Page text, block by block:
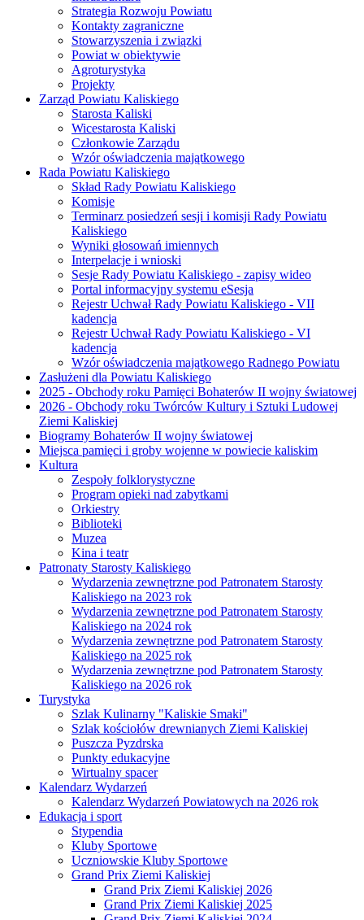
Strategia Rozwoju Powiatu
Kontakty zagraniczne
Stowarzyszenia i związki
Powiat w obiektywie
Agroturystyka
Projekty
Zarząd Powiatu Kaliskiego
Starosta Kaliski
Wicestarosta Kaliski
Członkowie Zarządu
Wzór oświadczenia majątkowego
Rada Powiatu Kaliskiego
Skład Rady Powiatu Kaliskiego
Komisje
Terminarz posiedzeń sesji i komisji Rady Powiatu
Kaliskiego
Wyniki głosowań imiennych
Interpelacje i wnioski
Sesje Rady Powiatu Kaliskiego - zapisy wideo
Portal informacyjny systemu eSesja
Rejestr Uchwał Rady Powiatu Kaliskiego - VII
kadencja
Rejestr Uchwał Rady Powiatu Kaliskiego - VI
kadencja
Wzór oświadczenia majątkowego Radnego Powiatu
Zasłużeni dla Powiatu Kaliskiego
2025 - Obchody roku Pamięci Bohaterów II wojny światowej
2026 - Obchody roku Twórców Kultury i Sztuki Ludowej
Ziemi Kaliskiej
Biogramy Bohaterów II wojny światowej
Miejsca pamięci i groby wojenne w powiecie kaliskim
Kultura
Zespoły folklorystyczne
Program opieki nad zabytkami
Orkiestry
Biblioteki
Muzea
Kina i teatr
Patronaty Starosty Kaliskiego
Wydarzenia zewnętrzne pod Patronatem Starosty
Kaliskiego na 2023 rok
Wydarzenia zewnętrzne pod Patronatem Starosty
Kaliskiego na 2024 rok
Wydarzenia zewnętrzne pod Patronatem Starosty
Kaliskiego na 2025 rok
Wydarzenia zewnętrzne pod Patronatem Starosty
Kaliskiego na 2026 rok
Turystyka
Szlak Kulinarny "Kaliskie Smaki"
Szlak kościołów drewnianych Ziemi Kaliskiej
Puszcza Pyzdrska
Punkty edukacyjne
Wirtualny spacer
Kalendarz Wydarzeń
Kalendarz Wydarzeń Powiatowych na 2026 rok
Edukacja i sport
Stypendia
Kluby Sportowe
Uczniowskie Kluby Sportowe
Grand Prix Ziemi Kaliskiej
Grand Prix Ziemi Kaliskiej 2026
Grand Prix Ziemi Kaliskiej 2025